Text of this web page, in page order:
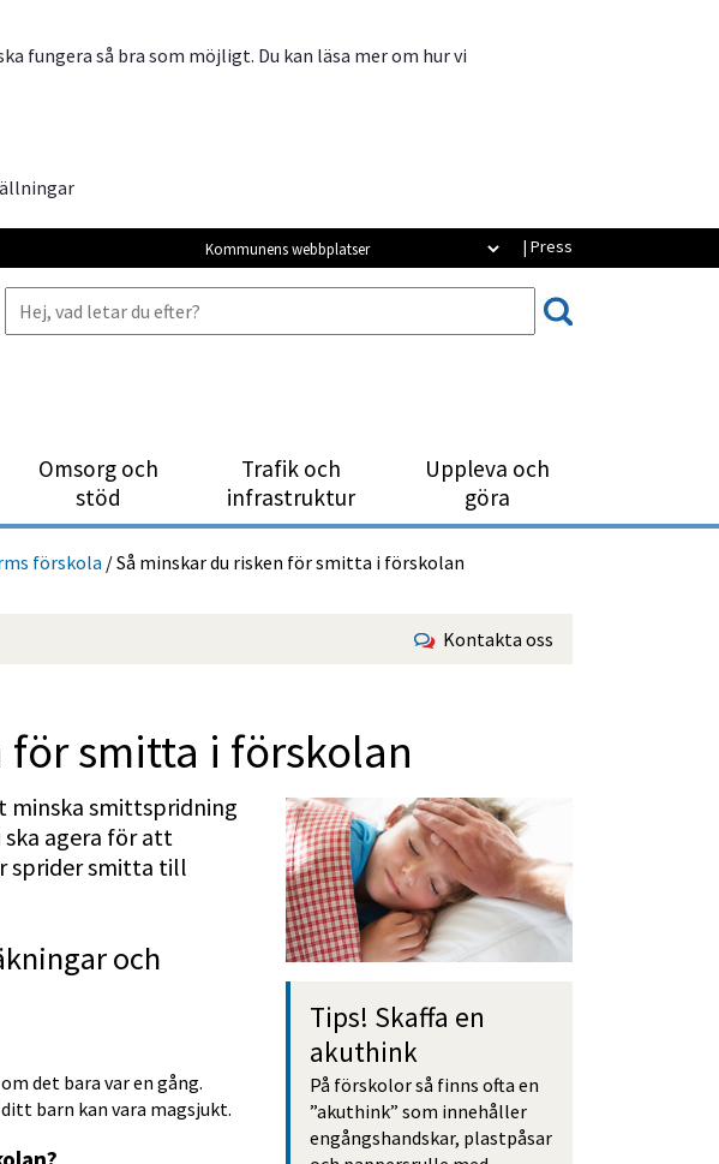
fungera så bra som möjligt. Du kan läsa mer om hur vi
| Press
Kommunens webbplatser
Omsorg och
stöd
Trafik och
infrastruktur
Uppleva och
göra
förskola /Så minskar du risken för smitta i förskolan
Kontakta oss
för smitta i förskolan
minska smittspridning
ska agera för att
sprider smitta till
och
det bara var en gång.
barn kan vara magsjukt.
Tips! Skaffa en
akuthink
På förskolor så finns ofta en
”akuthink” som innehåller
engångshandskar, plastpåsar